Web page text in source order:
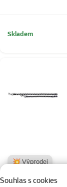
Souhlas s cookies
Skladem
💥 Výprodej